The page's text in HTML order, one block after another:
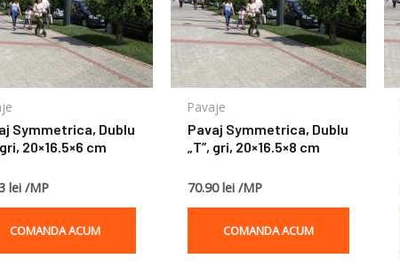
Symmetrica, Dublu
gri, 20×16.5×6 cm
lei /MP
COMANDA ACUM
Pavaje
Pavaj Symmetrica, Dublu
„T”, gri, 20×16.5×8 cm
70.90 lei /MP
COMANDA ACUM